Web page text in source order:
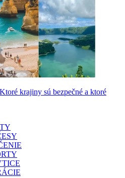
krajiny sú bezpečné a ktoré